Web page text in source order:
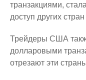
транзакциями,
доступ других
Трейдеры США
долларовыми
отрезают эти